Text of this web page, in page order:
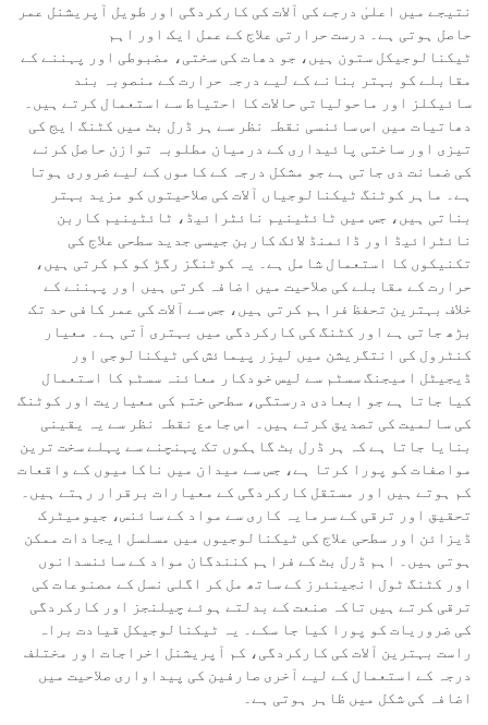
نتیجے میں اعلیٰ درجے کی آلات کی کارکردگی اور طویل آپریشنل عمر
حاصل ہوتی ہے۔ درست حرارتی علاج کے عمل ایک اور اہم
ٹیکنالوجیکل ستون ہیں، جو دھات کی سختی، مضبوطی اور پہننے کے
مقابلے کو بہتر بنانے کے لیے درجہ حرارت کے منصوبہ بند
سائیکلز اور ماحولیاتی حالات کا احتیاط سے استعمال کرتے ہیں۔
دھاتیات میں اس سائنسی نقطہ نظر سے ہر ڈرل بٹ میں کٹنگ ایج کی
تیزی اور ساختی پائیداری کے درمیان مطلوبہ توازن حاصل کرنے
کی ضمانت دی جاتی ہے جو مشکل درجہ کے کاموں کے لیے ضروری ہوتا
ہے۔ ماہر کوٹنگ ٹیکنالوجیاں آلات کی صلاحیتوں کو مزید بہتر
بناتی ہیں، جس میں ٹائٹینیم نائٹرائیڈ، ٹائٹینیم کاربن
نائٹرائیڈ اور ڈائمنڈ لائک کاربن جیسی جدید سطحی علاج کی
تکنیکوں کا استعمال شامل ہے۔ یہ کوٹنگز رگڑ کو کم کرتی ہیں،
حرارت کے مقابلے کی صلاحیت میں اضافہ کرتی ہیں اور پہننے کے
خلاف بہترین تحفظ فراہم کرتی ہیں، جس سے آلات کی عمر کافی حد تک
بڑھ جاتی ہے اور کٹنگ کی کارکردگی میں بہتری آتی ہے۔ معیار
کنٹرول کی انتگریشن میں لیزر پیمائش کی ٹیکنالوجی اور
ڈیجیٹل امیجنگ سسٹم سے لیس خودکار معائنہ سسٹم کا استعمال
کیا جاتا ہے جو ابعادی درستگی، سطحی ختم کی معیاریت اور کوٹنگ
کی سالمیت کی تصدیق کرتے ہیں۔ اس جامع نقطہ نظر سے یہ یقینی
بنایا جاتا ہے کہ ہر ڈرل بٹ گاہکوں تک پہنچنے سے پہلے سخت ترین
مواصفات کو پورا کرتا ہے، جس سے میدان میں ناکامیوں کے واقعات
کم ہوتے ہیں اور مستقل کارکردگی کے معیارات برقرار رہتے ہیں۔
تحقیق اور ترقی کے سرمایہ کاری سے مواد کے سائنس، جیومیٹرک
ڈیزائن اور سطحی علاج کی ٹیکنالوجیوں میں مسلسل ایجادات ممکن
ہوتی ہیں۔ اہم ڈرل بٹ کے فراہم کنندگان مواد کے سائنسدانوں
اور کٹنگ ٹول انجینئرز کے ساتھ مل کر اگلی نسل کے مصنوعات کی
ترقی کرتے ہیں تاکہ صنعت کے بدلتے ہوئے چیلنجز اور کارکردگی
کی ضروریات کو پورا کیا جا سکے۔ یہ ٹیکنالوجیکل قیادت براہ
راست بہترین آلات کی کارکردگی، کم آپریشنل اخراجات اور مختلف
درجہ کے استعمال کے لیے آخری صارفین کی پیداواری صلاحیت میں
اضافہ کی شکل میں ظاہر ہوتی ہے۔